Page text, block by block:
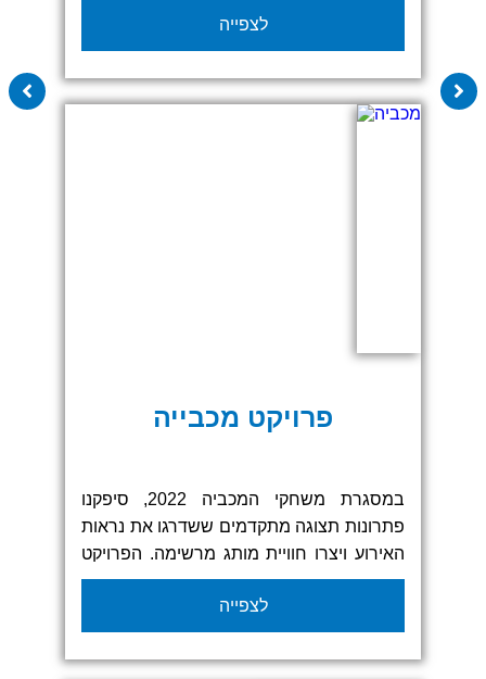
ועד הביצוע בשטח כלל התהליך בוצע תוך
התאמה מדויקת לצרכים של הלקוחות ולשפה
החזותית של האירוע.
יצרנו קירות תצוגה מודפסים ודלפקים
לצפייה
פרויקט מכבייה
במסגרת משחקי המכביה 2022, סיפקנו
פתרונות תצוגה מתקדמים ששדרגו את נראות
האירוע ויצרו חוויית מותג מרשימה. הפרויקט
כלל גזיבואים ממותגים, דגלים, שולחנות,
חיפויים מותאמים אישית ועוד מגוון אלמנטים
עיצוביים. העיצוב הצבעוני והחדשני תרם
לאווירה דינמית וספורטיבית, תוך שמירה על
לצפייה